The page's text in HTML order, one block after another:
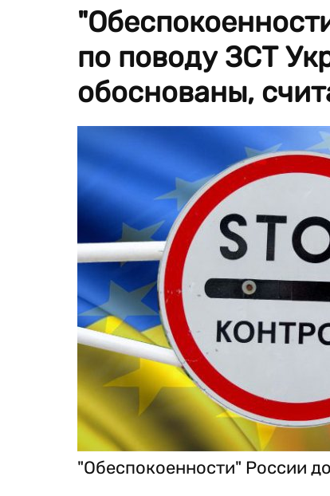
по поводу ЗСТ
обоснованы,
"Обеспокоенности" России